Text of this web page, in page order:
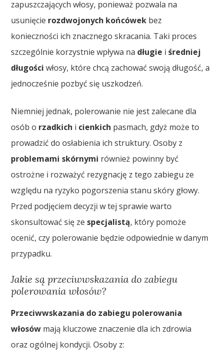
zapuszczających włosy, ponieważ pozwala na
usunięcie rozdwojonych końcówek bez
konieczności ich znacznego skracania. Taki proces
szczególnie korzystnie wpływa na długie iśredniej
długości włosy, które chcą zachować swoją długość, a
jednocześnie pozbyć się uszkodzeń.
Niemniej jednak, polerowanie nie jest zalecane dla
osób o rzadkich i cienkich pasmach, gdyż może to
prowadzić do osłabienia ich struktury. Osoby z
problemami skórnymi również powinny być
ostrożne i rozważyć rezygnację z tego zabiegu ze
względu na ryzyko pogorszenia stanu skóry głowy.
Przed podjęciem decyzji w tej sprawie warto
skonsultować się ze specjalistą, który pomoże
ocenić, czy polerowanie będzie odpowiednie w danym
przypadku.
Jakie są przeciwwskazania do zabiegu
polerowania włosów?
Przeciwwskazania do zabiegu polerowania
włosów mają kluczowe znaczenie dla ich zdrowia
oraz ogólnej kondycji. Osoby z: